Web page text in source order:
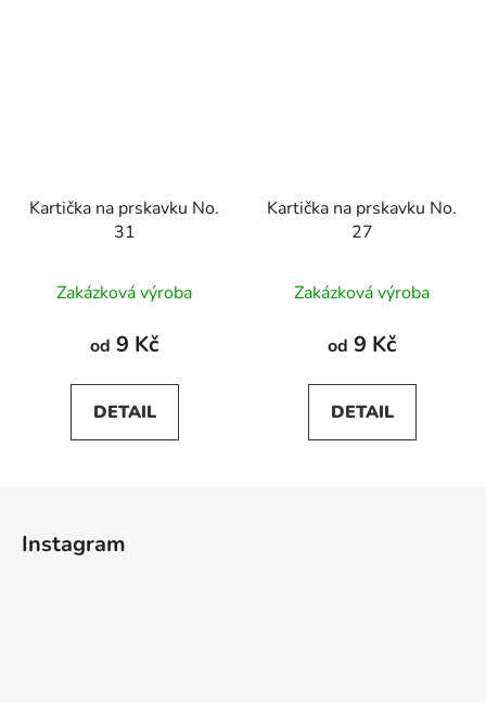
Kartička na prskavku No.
31
Zakázková výroba
od 9 Kč
DETAIL
Kartička na prskavku No.
27
Zakázková výroba
od 9 Kč
DETAIL
Instagram